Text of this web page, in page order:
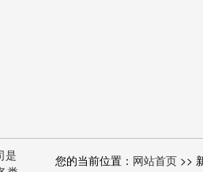
您的当前位置： 网站首页 >>